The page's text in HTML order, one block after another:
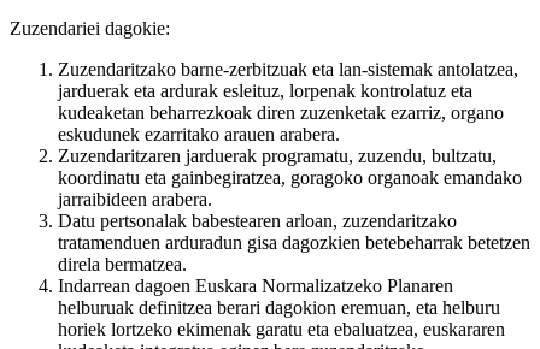
Zuzendariei dagokie:
Zuzendaritzako barne-zerbitzuak eta lan-sistemak antolatzea,
jarduerak eta ardurak esleituz, lorpenak kontrolatuz eta
kudeaketan beharrezkoak diren zuzenketak ezarriz, organo
eskudunek ezarritako arauen arabera.
Zuzendaritzaren jarduerak programatu, zuzendu, bultzatu,
koordinatu eta gainbegiratzea, goragoko organoak emandako
jarraibideen arabera.
Datu pertsonalak babestearen arloan, zuzendaritzako
tratamenduen arduradun gisa dagozkien betebeharrak betetzen
direla bermatzea.
Indarrean dagoen Euskara Normalizatzeko Planaren
helburuak definitzea berari dagokion eremuan, eta helburu
horiek lortzeko ekimenak garatu eta ebaluatzea, euskararen